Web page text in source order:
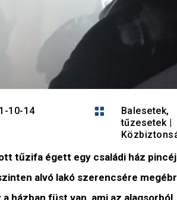
10-14 
Balesetek,
tűzesetek |
tűzifa égett egy családi ház
alvó lakó szerencsére
házban füst van, ami az alagsorból